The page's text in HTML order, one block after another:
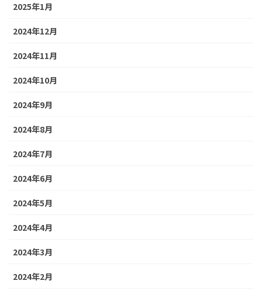
2025年1月
2024年12月
2024年11月
2024年10月
2024年9月
2024年8月
2024年7月
2024年6月
2024年5月
2024年4月
2024年3月
2024年2月